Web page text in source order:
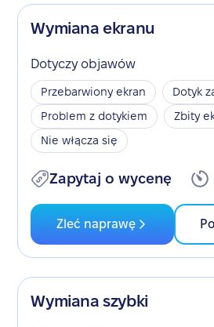
Wymiana ekranu
Dotyczy objawów
Przebarwiony ekran
Dotyk
Problem z dotykiem
Zbity
Nie włącza się
Zapytaj o wycenę
Zleć naprawę
Wymiana szybki